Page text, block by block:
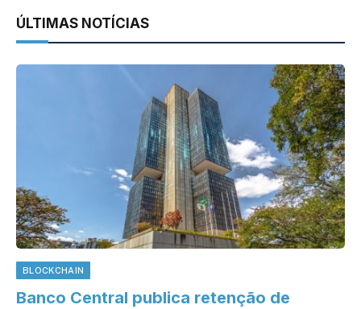
ÚLTIMAS NOTÍCIAS
BLOCKCHAIN
Banco Central publica retenção de